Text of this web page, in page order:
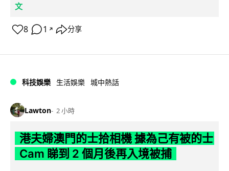
文
8 1 ↗ 分享
科技娛樂 生活娛樂 城中熱話
Lawton 2 小時
港夫婦澳門的士拾相機 據為己有被的士
Cam 睇到 2 個月後再入境被捕